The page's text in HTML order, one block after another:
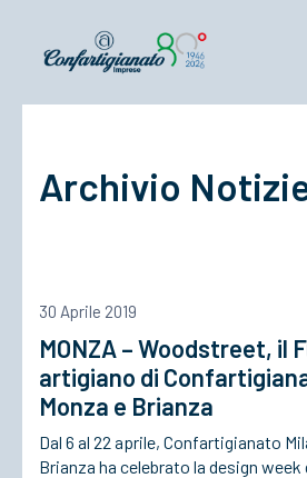
Confartigianato
Cosa Facciamo
Associarsi
Archivio
30 Aprile 2019
MONZA – Woodstreet, il
artigiano di
Monza e Brianza
Dal 6 al 22 aprile, Confartigianato
Brianza ha celebrato la design